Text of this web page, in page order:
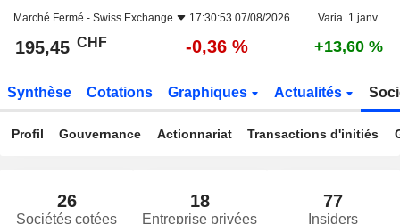
Marché Fermé - Swiss Exchange 17:30:53 07/08/2026 Varia. 1 janv.
195,45 CHF -0,36 % +13,60 %
Synthèse Cotations Graphiques Actualités
Profil Gouvernance Actionnariat Transactions d'initiés
26
Sociétés cotées
18
Entreprise privées
77
Insiders